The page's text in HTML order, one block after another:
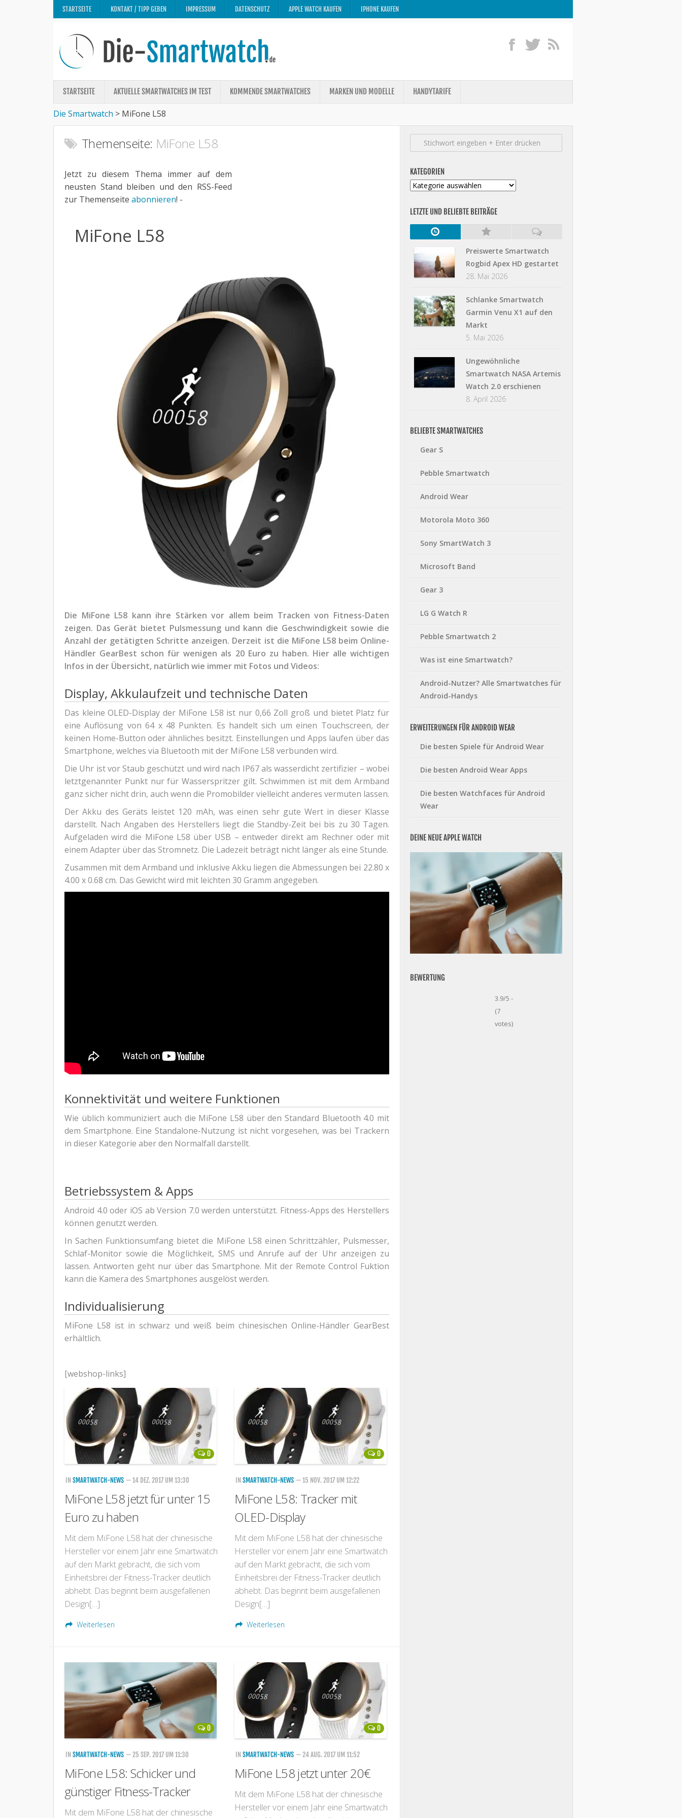
STARTSEITE KONTAKT / TIPP GEBEN IMPRESSUM DATENSCHUTZ APPLE WATCH KAUFEN IPHONE KAUFEN
STARTSEITE AKTUELLE SMARTWATCHES IM TEST KOMMENDE SMARTWATCHES MARKEN UND MODELLE HANDYTARIFE
Die Smartwatch > MiFone L58
Themenseite: MiFone L58
Jetzt zu diesem Thema immer auf dem
neusten Stand bleiben und den RSS-Feed
zur Themenseite abonnieren! -
MiFone L58
Die MiFone L58 kann ihre Stärken vor allem beim Tracken von Fitness-Daten
zeigen. Das Gerät bietet Pulsmessung und kann die Geschwindigkeit sowie die
Anzahl der getätigten Schritte anzeigen. Derzeit ist die MiFone L58 beim Online-
Händler GearBest schon für wenigen als 20 Euro zu haben. Hier alle wichtigen
Infos in der Übersicht, natürlich wie immer mit Fotos und Videos:
Display, Akkulaufzeit und technische Daten
Das kleine OLED-Display der MiFone L58 ist nur 0,66 Zoll groß und bietet Platz für
eine Auflösung von 64 x 48 Punkten. Es handelt sich um einen Touchscreen, der
keinen Home-Button oder ähnliches besitzt. Einstellungen und Apps laufen über das
Smartphone, welches via Bluetooth mit der MiFone L58 verbunden wird.
Die Uhr ist vor Staub geschützt und wird nach IP67 als wasserdicht zertifizier – wobei
letztgenannter Punkt nur für Wasserspritzer gilt. Schwimmen ist mit dem Armband
ganz sicher nicht drin, auch wenn die Promobilder vielleicht anderes vermuten lassen.
Der Akku des Geräts leistet 120 mAh, was einen sehr gute Wert in dieser Klasse
darstellt. Nach Angaben des Herstellers liegt die Standby-Zeit bei bis zu 30 Tagen.
Aufgeladen wird die MiFone L58 über USB – entweder direkt am Rechner oder mit
einem Adapter über das Stromnetz. Die Ladezeit beträgt nicht länger als eine Stunde.
Zusammen mit dem Armband und inklusive Akku liegen die Abmessungen bei 22.80 x
4.00 x 0.68 cm. Das Gewicht wird mit leichten 30 Gramm angegeben.
Konnektivität und weitere Funktionen
Wie üblich kommuniziert auch die MiFone L58 über den Standard Bluetooth 4.0 mit
dem Smartphone. Eine Standalone-Nutzung ist nicht vorgesehen, was bei Trackern
in dieser Kategorie aber den Normalfall darstellt.
Betriebssystem & Apps
Android 4.0 oder iOS ab Version 7.0 werden unterstützt. Fitness-Apps des Herstellers
können genutzt werden.
In Sachen Funktionsumfang bietet die MiFone L58 einen Schrittzähler, Pulsmesser,
Schlaf-Monitor sowie die Möglichkeit, SMS und Anrufe auf der Uhr anzeigen zu
lassen. Antworten geht nur über das Smartphone. Mit der Remote Control Fuktion
kann die Kamera des Smartphones ausgelöst werden.
Individualisierung
MiFone L58 ist in schwarz und weiß beim chinesischen Online-Händler GearBest
erhältlich.
[webshop-links]
0
IN SMARTWATCH-NEWS — 14 DEZ. 2017 UM 13:30
MiFone L58 jetzt für unter 15
Euro zu haben
Mit dem MiFone L58 hat der chinesische
Hersteller vor einem Jahr eine Smartwatch
auf den Markt gebracht, die sich vom
Einheitsbrei der Fitness-Tracker deutlich
abhebt. Das beginnt beim ausgefallenen
Design[…]
Weiterlesen
0
IN SMARTWATCH-NEWS — 15 NOV. 2017 UM 12:22
MiFone L58: Tracker mit
OLED-Display
Mit dem MiFone L58 hat der chinesische
Hersteller vor einem Jahr eine Smartwatch
auf den Markt gebracht, die sich vom
Einheitsbrei der Fitness-Tracker deutlich
abhebt. Das beginnt beim ausgefallenen
Design[…]
Weiterlesen
0
IN SMARTWATCH-NEWS — 25 SEP. 2017 UM 11:30
MiFone L58: Schicker und
günstiger Fitness-Tracker
Mit dem MiFone L58 hat der chinesische
0
IN SMARTWATCH-NEWS — 24 AUG. 2017 UM 11:52
MiFone L58 jetzt unter 20€
Mit dem MiFone L58 hat der chinesische
Hersteller vor einem Jahr eine Smartwatch
KATEGORIEN
Kategorien
LETZTE UND BELIEBTE BEITRÄGE
Preiswerte Smartwatch
Rogbid Apex HD gestartet
28. Mai 2026
Schlanke Smartwatch
Garmin Venu X1 auf den
Markt
5. Mai 2026
Ungewöhnliche
Smartwatch NASA Artemis
Watch 2.0 erschienen
8. April 2026
BELIEBTE SMARTWATCHES
Gear S
Pebble Smartwatch
Android Wear
Motorola Moto 360
Sony SmartWatch 3
Microsoft Band
Gear 3
LG G Watch R
Pebble Smartwatch 2
Was ist eine Smartwatch?
Android-Nutzer? Alle Smartwatches für
Android-Handys
ERWEITERUNGEN FÜR ANDROID WEAR
Die besten Spiele für Android Wear
Die besten Android Wear Apps
Die besten Watchfaces für Android
Wear
DEINE NEUE APPLE WATCH
BEWERTUNG
3.9/5 -
(7
votes)